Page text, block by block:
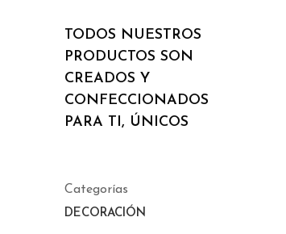
TODOS NUESTROS
PRODUCTOS SON
CREADOS Y
CONFECCIONADOS
PARA TI, ÚNICOS
Categorías
DECORACIÓN